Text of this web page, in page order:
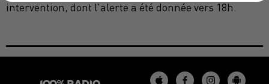
intervention, dont l'alerte a été donnée vers 18h.